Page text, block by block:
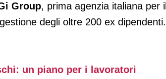
Group, prima agenzia italiana per
degli oltre 200 ex dipendenti.
un piano per i lavoratori